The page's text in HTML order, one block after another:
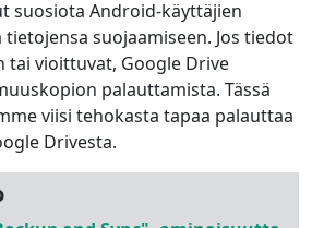
suosiota Android-käyttäjien
suojaamiseen. Jos tiedot
tai vioittuvat, Google Drive
palauttamista. Tässä
viisi tehokasta tapaa palauttaa
Drivesta.